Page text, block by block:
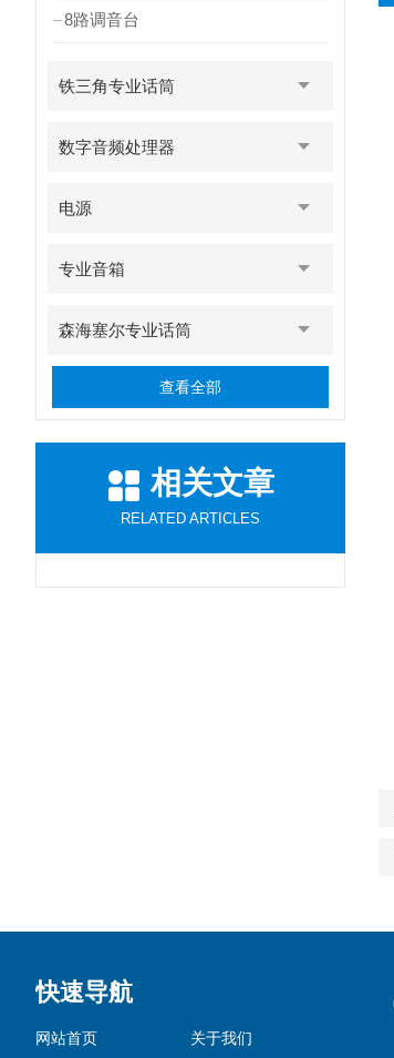
8路调音台
铁三角专业话筒
数字音频处理器
电源
专业音箱
森海塞尔专业话筒
查看全部
相关文章
RELATED ARTICLES
快速导航
网站首页 关于我们